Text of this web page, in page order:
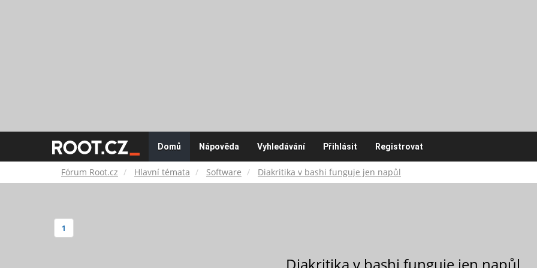
Fórum
Root.cz
Domů Nápověda Vyhledávání Přihlásit Registrovat
Fórum Root.cz Hlavní témata Software Diakritika v bashi funguje jen napůl
1